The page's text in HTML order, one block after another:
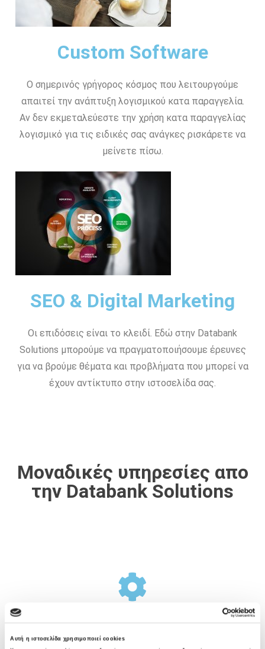
Αυτή η ιστοσελίδα χρησιμοποιεί cookies
Custom Software
Ο σημερινός γρήγορος κόσμος που λειτουργούμε
απαιτεί την ανάπτυξη λογισμικού κατα παραγγελία.
Αν δεν εκμεταλεύεστε την χρήση κατα παραγγελίας
λογισμικό για τις ειδικές σας ανάγκες ρισκάρετε να
μείνετε πίσω.
SEO & Digital Marketing
Οι επιδόσεις είναι το κλειδί. Εδώ στην Databank
Solutions μπορούμε να πραγματοποιήσουμε έρευνες
για να βρούμε θέματα και προβλήματα που μπορεί να
έχουν αντίκτυπο στην ιστοσελίδα σας.
Μοναδικές υπηρεσίες απο
την Databank Solutions
Σχεδιασμός Υποδομής
Η Databank Solutions προσφέρει μια ολοκληρωμένη